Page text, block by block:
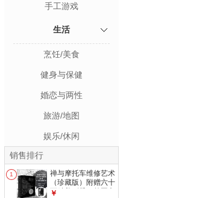
手工游戏
生活
烹饪/美食
健身与保健
婚恋与两性
旅游/地图
娱乐/休闲
销售排行
1
禅与摩托车维修艺术
（珍藏版）附赠六十
页精美别册，外国文
￥